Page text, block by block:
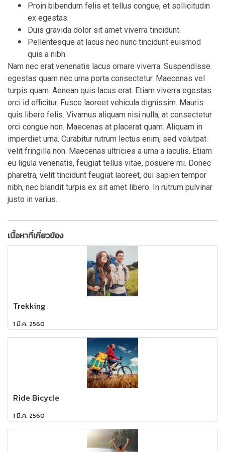
Proin bibendum felis et tellus congue, et sollicitudin
ex egestas.
Duis gravida dolor sit amet viverra tincidunt.
Pellentesque at lacus nec nunc tincidunt euismod
quis a nibh.
Nam nec erat venenatis lacus ornare viverra. Suspendisse
egestas quam nec urna porta consectetur. Maecenas vel
turpis quam. Aenean quis lacus erat. Etiam viverra egestas
orci id efficitur. Fusce laoreet vehicula dignissim. Mauris
quis libero felis. Vivamus aliquam nisi nulla, at consectetur
orci congue non. Maecenas at placerat quam. Aliquam in
imperdiet urna. Curabitur rutrum lectus enim, sed volutpat
velit fringilla non. Maecenas ultricies a urna a iaculis. Etiam
eu ligula venenatis, feugiat tellus vitae, posuere mi. Donec
pharetra, velit tincidunt feugiat laoreet, dui sapien tempor
nibh, nec blandit turpis ex sit amet libero. In rutrum pulvinar
justo in varius.
เนื้อหาที่เกี่ยวข้อง
Trekking
1 มี.ค. 2560
Ride Bicycle
1 มี.ค. 2560